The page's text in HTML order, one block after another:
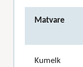
Matvare
Kumelk